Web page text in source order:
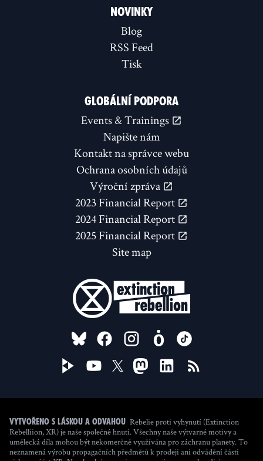
NOVINKY
Blog
RSS Feed
Tisk
GLOBÁLNÍ PODPORA
Events & Trainings
Napište nám
Kontakt na správce webu
Ochrana osobních údajů
Výroční zpráva
2023 Financial Report
2024 Financial Report
2025 Financial Report
Site map
FOLLOW US ON
Vytvořeno s láskou a odvahou Rebelie proti vyhynutí (Extinction
Rebelliion, XR) je naše společné hnutí. Všechny naše výtvarné motivy a
umělecká díla mohou být nekomerčně využívána pro záchranu planety. To
neznamená výrobu propagačních předmětů k prodeji ani odvádění části